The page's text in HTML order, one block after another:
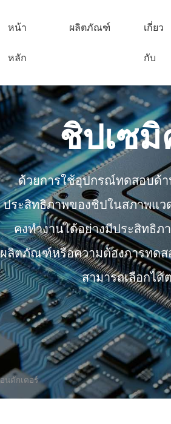
หน้า
หลัก
ผลิตภัณฑ์ เกี่ยว
กับ
ชิปเซมิ
ด้วยการใช้อุปกรณ์ทดสอบด้า
ประสิทธิภาพของชิปในสภาพแว
คงทำงานได้อย่างมีประสิทธิภ
ผลิตภัณฑ์หรือความต้องการทดส
สามารถเลือกไ
นดักเตอร์